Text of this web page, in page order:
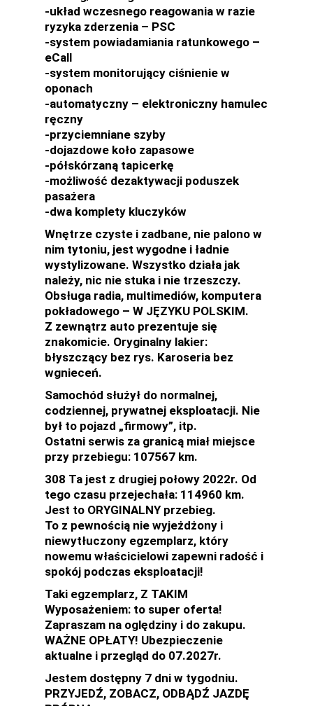
-układ wczesnego reagowania w razie
ryzyka zderzenia – PSC
-system powiadamiania ratunkowego –
eCall
-system monitorujący ciśnienie w
oponach
-automatyczny – elektroniczny hamulec
ręczny
-przyciemniane szyby
-dojazdowe koło zapasowe
-półskórzaną tapicerkę
-możliwość dezaktywacji poduszek
pasażera
-dwa komplety kluczyków
Wnętrze czyste i zadbane, nie palono w
nim tytoniu, jest wygodne i ładnie
wystylizowane. Wszystko działa jak
należy, nic nie stuka i nie trzeszczy.
Obsługa radia, multimediów, komputera
pokładowego – W JĘZYKU POLSKIM.
Z zewnątrz auto prezentuje się
znakomicie. Oryginalny lakier:
błyszczący bez rys. Karoseria bez
wgnieceń.
Samochód służył do normalnej,
codziennej, prywatnej eksploatacji. Nie
był to pojazd „firmowy”, itp.
Ostatni serwis za granicą miał miejsce
przy przebiegu: 107567 km.
308 Ta jest z drugiej połowy 2022r. Od
tego czasu przejechała: 114960 km.
Jest to ORYGINALNY przebieg.
To z pewnością nie wyjeżdżony i
niewytłuczony egzemplarz, który
nowemu właścicielowi zapewni radość i
spokój podczas eksploatacji!
Taki egzemplarz, Z TAKIM
Wyposażeniem: to super oferta!
Zapraszam na oględziny i do zakupu.
WAŻNE OPŁATY! Ubezpieczenie
aktualne i przegląd do 07.2027r.
Jestem dostępny 7 dni w tygodniu.
PRZYJEDŹ, ZOBACZ, ODBĄDŹ JAZDĘ